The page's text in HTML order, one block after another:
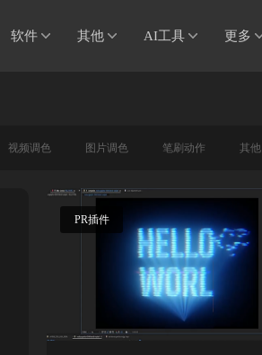
软件 其他 AI工具 更多
视频调色 图片调色 笔刷动作 其他
PR插件